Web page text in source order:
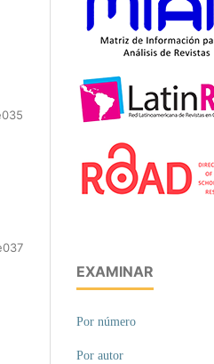
EXAMINAR
Por número
Por autor